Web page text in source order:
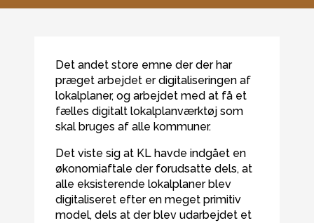
Det andet store emne der der har
præget arbejdet er digitaliseringen af
lokalplaner, og arbejdet med at få et
fælles digitalt lokalplanværktøj som
skal bruges af alle kommuner.
Det viste sig at KL havde indgået en
økonomiaftale der forudsatte dels, at
alle eksisterende lokalplaner blev
digitaliseret efter en meget primitiv
model, dels at der blev udarbejdet et